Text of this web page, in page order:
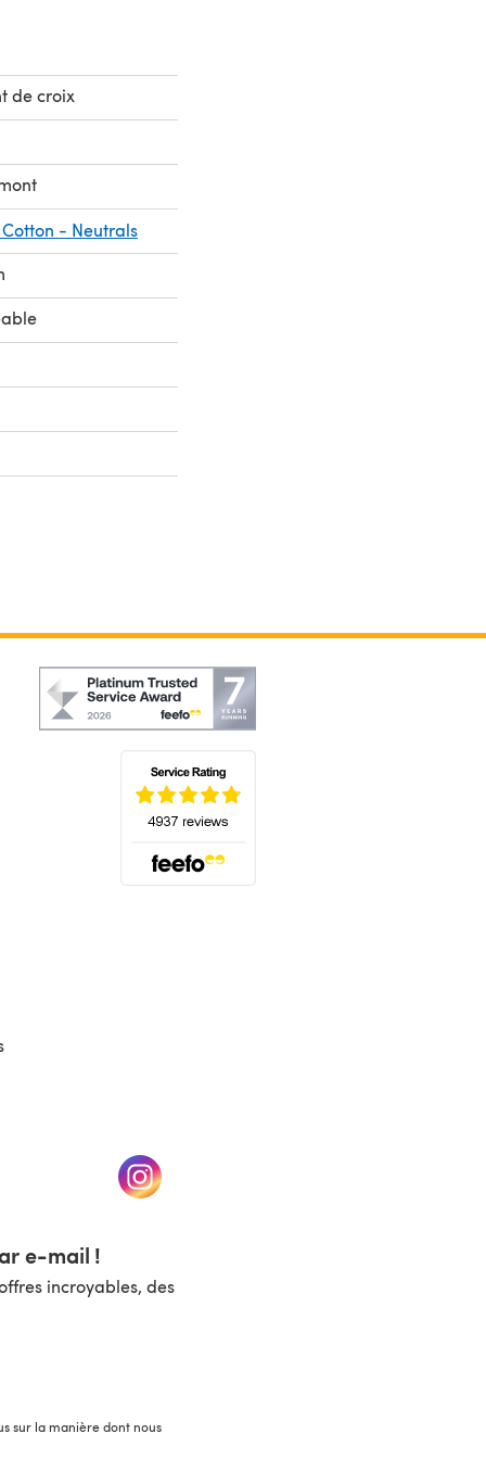
de croix
- Neutrals
nouvel onglet) (s'ouvre dans un nouvel onglet)
e-mail !
incroyables, des
sur la manière dont nous